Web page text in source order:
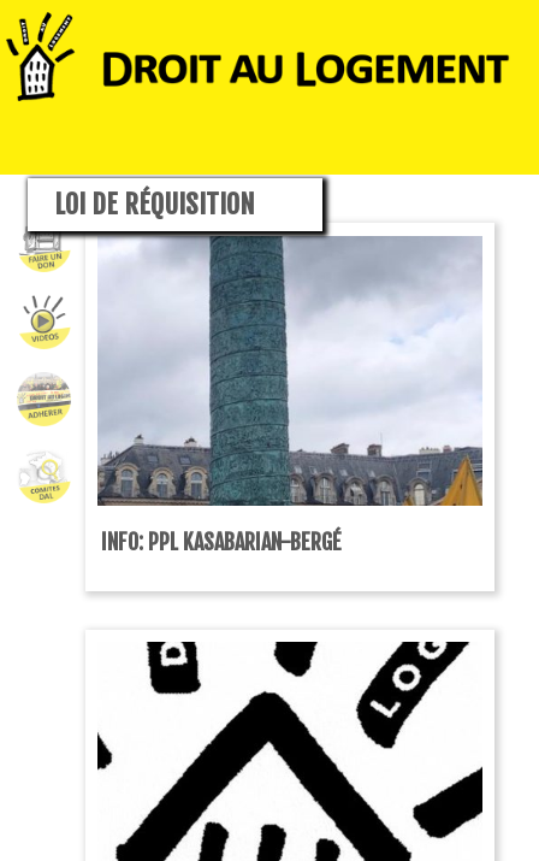
LOI DE RÉQUISITION
INFO: PPL KASABARIAN-BERGÉ